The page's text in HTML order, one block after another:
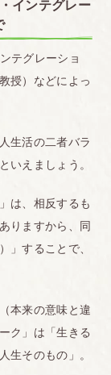
インテグレー
テグレーショ
授）などによっ
生活の二者バラ
いえましょう。
は、相反するも
りますから、同
」することで、
本来の意味と違
ク」は「生きる
生そのもの」。